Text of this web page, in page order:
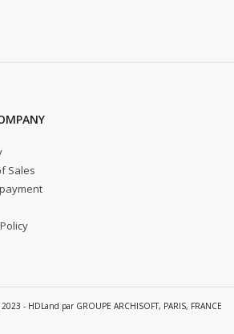
Sales
- HDLand par GROUPE ARCHISOFT, PARIS, FRANCE